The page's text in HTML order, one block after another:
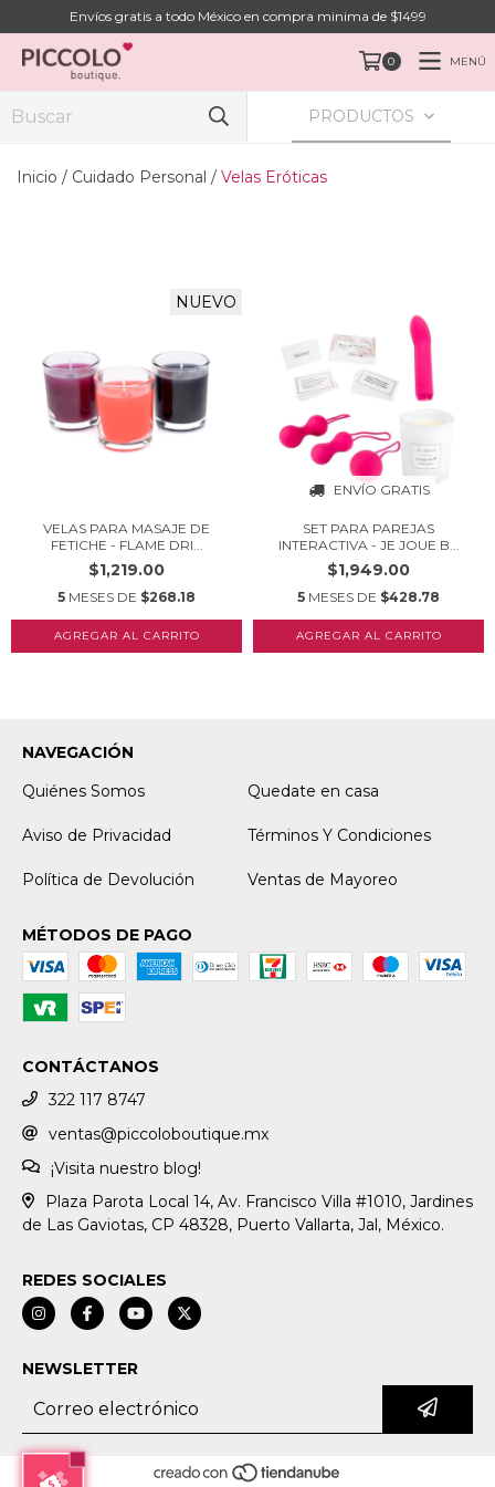
Envíos gratis a todo México en compra minima de $1499
0 MENÚ
PRODUCTOS
Inicio / Cuidado Personal / Velas Eróticas
NUEVO
VELAS PARA MASAJE DE
FETICHE - FLAME DRI...
$1,219.00
5 MESES DE $268.18
ENVÍO GRATIS
SET PARA PAREJAS
INTERACTIVA - JE JOUE B...
$1,949.00
5 MESES DE $428.78
NAVEGACIÓN
Quiénes Somos
Quedate en casa
Aviso de Privacidad Términos Y Condiciones
Política de Devolución Ventas de Mayoreo
MÉTODOS DE PAGO
CONTÁCTANOS
322 117 8747
ventas@piccoloboutique.mx
¡Visita nuestro blog!
Plaza Parota Local 14, Av. Francisco Villa #1010, Jardines
de Las Gaviotas, CP 48328, Puerto Vallarta, Jal, México.
REDES SOCIALES
NEWSLETTER